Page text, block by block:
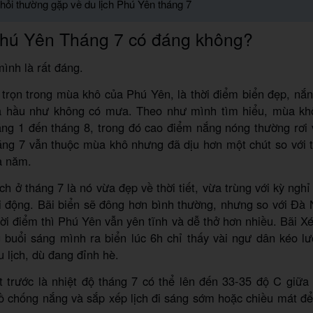
thường gặp về du lịch Phú Yên tháng 7
Yên Tháng 7 có đáng không?
là rất đáng.
trong mùa khô của Phú Yên, là thời điểm biển đẹp,
hầu như không có mưa. Theo như mình tìm hiểu, mùa
1 đến tháng 8, trong đó cao điểm nắng nóng thường rơi
7 vẫn thuộc mùa khô nhưng đã dịu hơn một chút so với
năm.
ở tháng 7 là nó vừa đẹp về thời tiết, vừa trùng với kỳ
Bãi biển sẽ đông hơn bình thường, nhưng so với Đà
điểm thì Phú Yên vẫn yên tĩnh và dễ thở hơn nhiều. Bãi
buổi sáng mình ra biển lúc 6h chỉ thấy vài ngư dân kéo
lịch, dù đang đỉnh hè.
trước là nhiệt độ tháng 7 có thể lên đến 33-35 độ C
chống nắng và sắp xếp lịch đi sáng sớm hoặc chiều mát